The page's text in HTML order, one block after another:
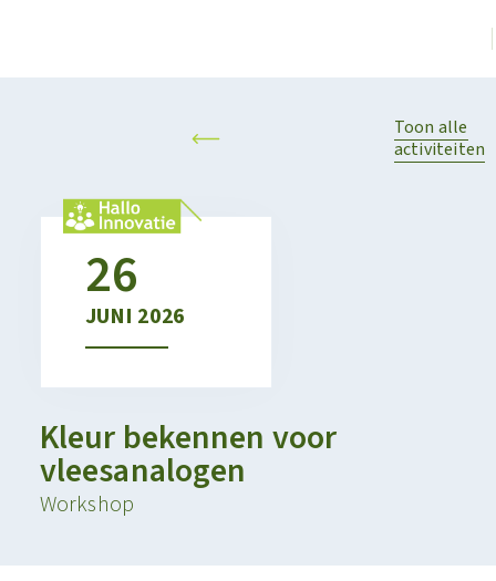
Toon alle
activiteiten
26
JUNI 2026
Kleur bekennen voor
vleesanalogen
Workshop